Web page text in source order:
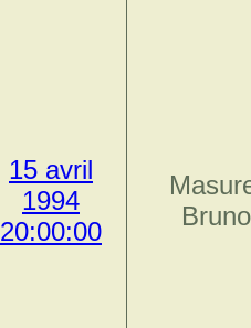
15 avril
1994
20:00:00
Bruno